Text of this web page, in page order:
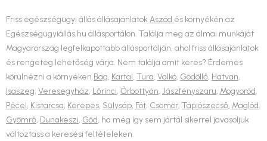
Friss egészségügyi állás állásajánlatok Aszód és környékén az
Egészségügyiállás.hu állásportálon. Találja meg az álmai munkáját
Magyarország legfelkapottabb állásportálján, ahol friss állásajánlatok
és rengeteg lehetőség várja. Nem találja amit keres? Érdemes
körülnézni a környéken Bag, Kartal, Tura, Valkó, Gödöllő, Hatvan,
Isaszeg, Veresegyház, Lőrinci, Őrbottyán, Jászfényszaru, Mogyoród,
Pécel, Kistarcsa, Kerepes, Sülysáp, Fót, Csömör, Tápiószecső, Maglód,
Gyömrő, Dunakeszi, Göd, ha még így sem jártál sikerrel javasoljuk
változtass a keresési feltételeken.